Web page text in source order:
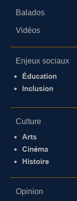
Balados
Vidéos
Enjeux sociaux
Éducation
Inclusion
Culture
Arts
Cinéma
Histoire
Opinion